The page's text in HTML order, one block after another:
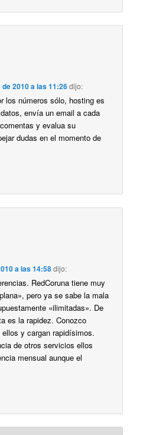
2010 a las 11:26dijo:
los números sólo, hosting es
envía un email a cada
y evalua su
dudas en el momento de
a las 14:58dijo:
RedCoruna tiene muy
pero ya se sabe la mala
«ilimitadas». De
es la rapidez. Conozco
y cargan rapidísimos.
de otros servicios ellos
mensual aunque el